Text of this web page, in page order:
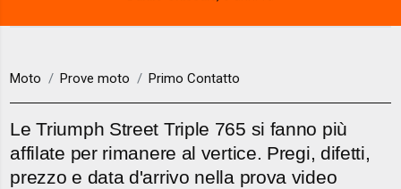
e
Moto Prove moto Primo Contatto
Le Triumph Street Triple 765 si fanno più
affilate per rimanere al vertice. Pregi, difetti,
prezzo e data d'arrivo nella prova video